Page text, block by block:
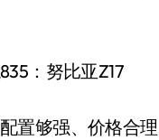
：努比亚Z17
置够强、价格合